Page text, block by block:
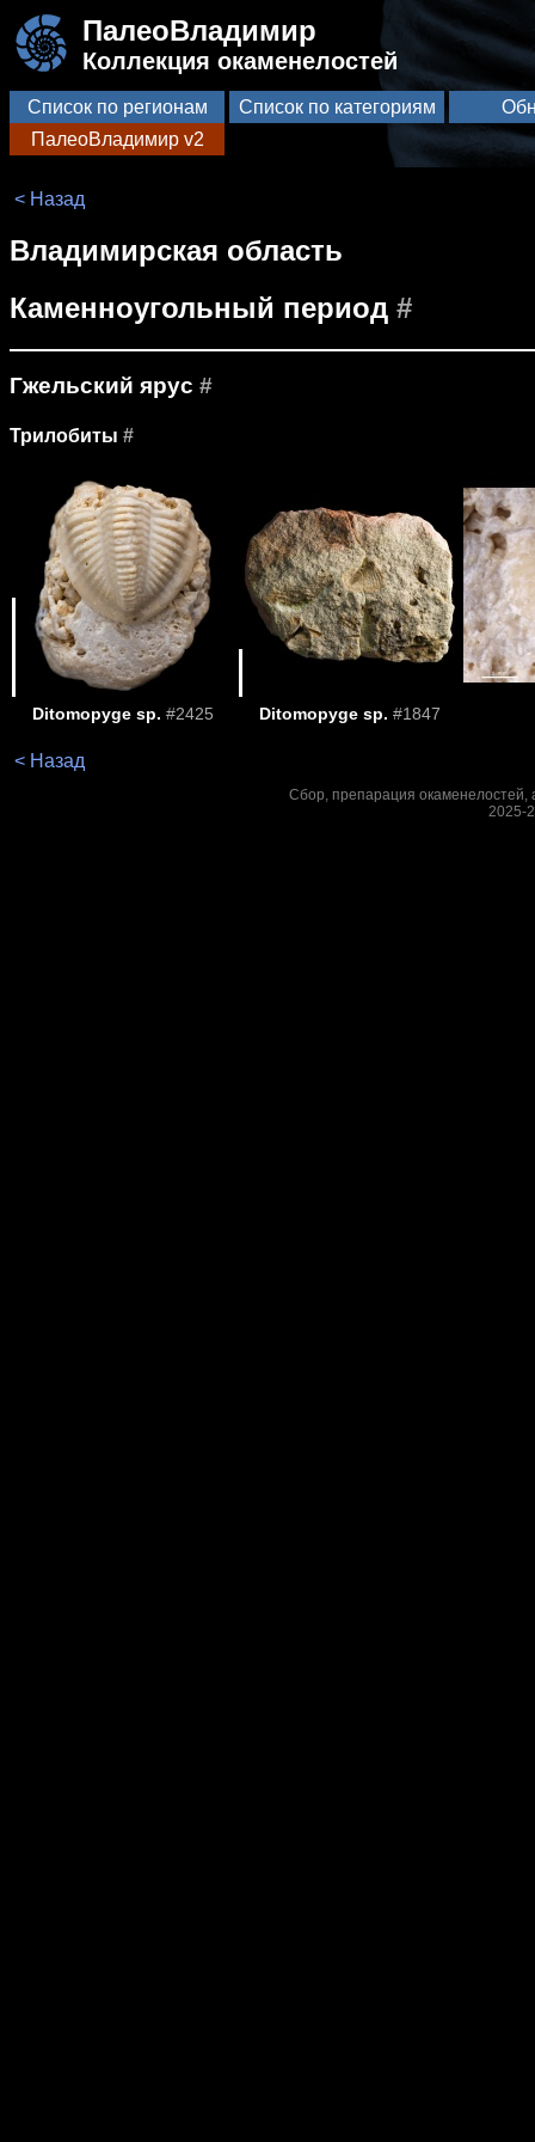
ПалеоВладимир
Коллекция окаменелостей
Список по регионам Список по категориям
ПалеоВладимир v2
< Назад
Владимирская область
Каменноугольный период #
Гжельский ярус #
Трилобиты #
Ditomopyge sp. #2425 Ditomopyge sp. #1847
< Назад
Сбор, препарация окаменелостей,
2025-